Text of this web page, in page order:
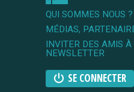
QUI SOMMES NOUS ?
MÉDIAS,
INVITER DES AMIS
NEWSLETTER
SE CONNECTER